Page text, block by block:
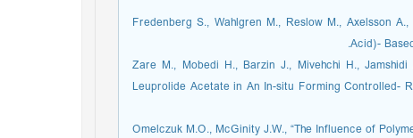
18. Fredenberg S., Wahlgren M., Reslow M.,
Acid)-
19. Zare M., Mobedi H., Barzin J., Mivehchi H.,
Leuprolide Acetate in An In-situ Forming Controlled-
20. Omelczuk M.O., McGinity J.W., “The Influence of